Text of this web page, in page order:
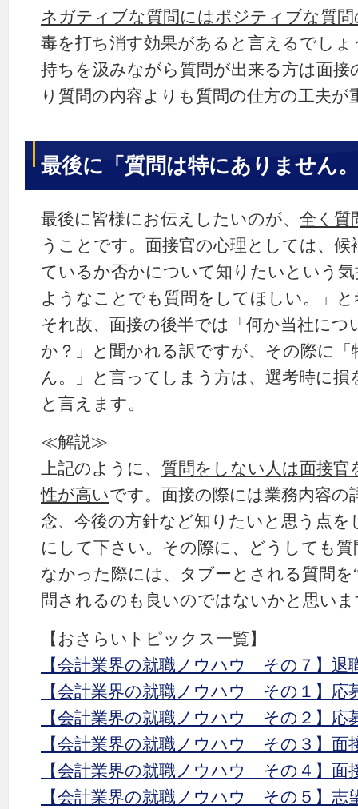
ネガティブな質問にはポジティブな質
毒を打ち消す効果があると言えるでしょ
持ちを汲みながら質問が出来る方は面
り質問の内容よりも質問の仕方の工夫が
最後に「質問は特にありません
最後に皆様にお伝えしたいのが、 全く質
うことです。面接官の心理としては、
ているか否かについて知りたいという
ようなことでも質問をしてほしい。」
それ故、面接の後半では「何か当社につ
か？」と聞かれる訳ですが、その際に
ん。」と言ってしまう方は、選考時に
と言えます。
≪解説≫
上記のように、 質問をしない人は面接
性が高いです。面接の際には業務内容の
念、今後の方針など知りたいと思う点
にして下さい。その際に、どうしても
なかった際には、タブーとされる質問を
問されるのも良いのではないかと思い
【おさらいトピックス一覧】
【会計業界の就職ノウハウ その７】退
【会計業界の就職ノウハウ その１】応
【会計業界の就職ノウハウ その２】応
【会計業界の就職ノウハウ その３】面
【会計業界の就職ノウハウ その４】面
【会計業界の就職ノウハウ その５】志